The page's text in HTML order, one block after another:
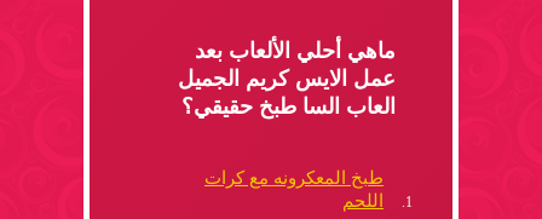
ماهي أحلي الألعاب بعد
عمل الايس كريم الجميل
العاب السا طبخ حقيقي؟
طبخ المعكرونه مع كرات
اللحم